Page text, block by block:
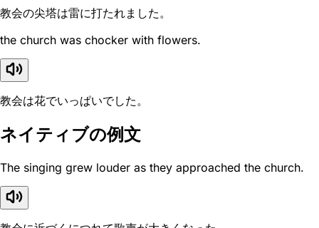
教会の尖塔は雷に打たれました。
the church was chocker with flowers.
教会は花でいっぱいでした。
ネイティブの例文
The singing grew louder as they approached the church.